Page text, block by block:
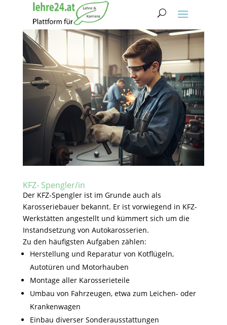
KFZ- Spengler/in
Der KFZ-Spengler ist im Grunde auch als
Karosseriebauer bekannt. Er ist vorwiegend in KFZ-
Werkstätten angestellt und kümmert sich um die
Instandsetzung von Autokarosserien.
Zu den häufigsten Aufgaben zählen:
Herstellung und Reparatur von Kotflügeln,
Autotüren und Motorhauben
Montage aller Karosserieteile
Umbau von Fahrzeugen, etwa zum Leichen- oder
Krankenwagen
Einbau diverser Sonderausstattungen